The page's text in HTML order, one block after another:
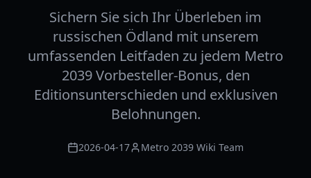
Sichern Sie sich Ihr Überleben im
russischen Ödland mit unserem
umfassenden Leitfaden zu jedem Metro
2039 Vorbesteller-Bonus, den
Editionsunterschieden und exklusiven
Belohnungen.
2026-04-17 Metro 2039 Wiki Team